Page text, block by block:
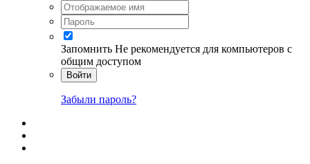
Запомнить Не рекомендуется для компьютеров с
общим доступом
Войти
Забыли пароль?